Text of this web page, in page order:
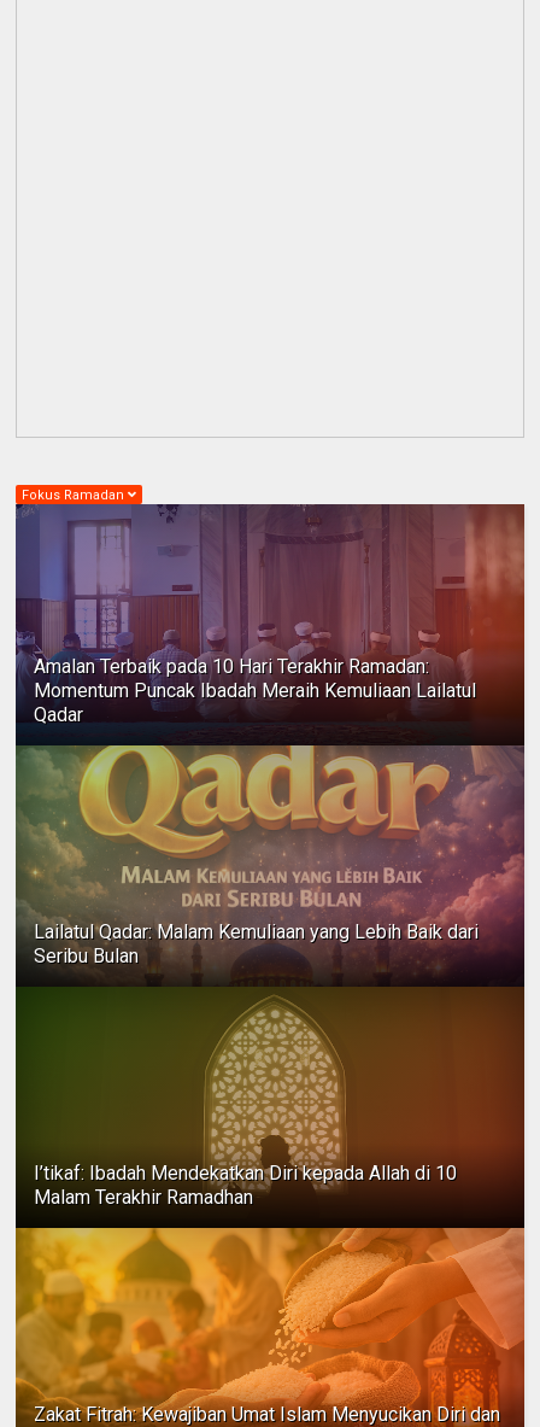
Fokus Ramadan
Amalan Terbaik pada 10 Hari Terakhir Ramadan:
Momentum Puncak Ibadah Meraih Kemuliaan Lailatul
Qadar
Lailatul Qadar: Malam Kemuliaan yang Lebih Baik dari
Seribu Bulan
I’tikaf: Ibadah Mendekatkan Diri kepada Allah di 10
Malam Terakhir Ramadhan
Zakat Fitrah: Kewajiban Umat Islam Menyucikan Diri dan